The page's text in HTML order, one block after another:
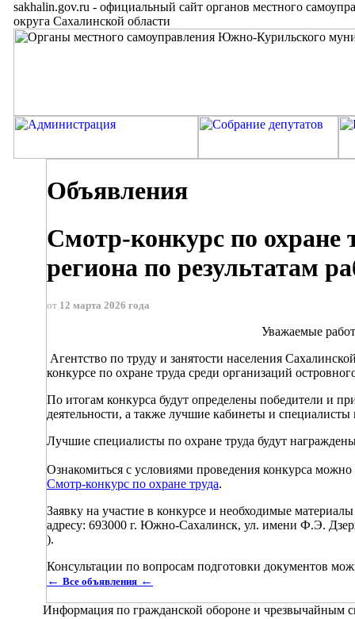
sakhalin.gov.ru - официальный сайт органов местного
округа Сахалинской области
Объявления
Смотр-конкурс по охране
региона по результатам
от 12 марта 2026 года
Уважаемые
Агентство по труду и занятости населения
конкурсе по охране труда среди организаций
По итогам конкурса будут определены победители и
деятельности, а также лучшие кабинеты и специалисты
Лучшие специалисты по охране труда будут
Ознакомиться с условиями проведения конкурса
Смотр-конкурс по охране труда.
Заявку на участие в конкурсе и необходимые
адресу: 693000 г. Южно-Сахалинск, ул. имени Ф.Э.
).
Консультации по вопросам подготовки документов
← Все объявления ←
Информация по гражданской обороне и чрезвычайным